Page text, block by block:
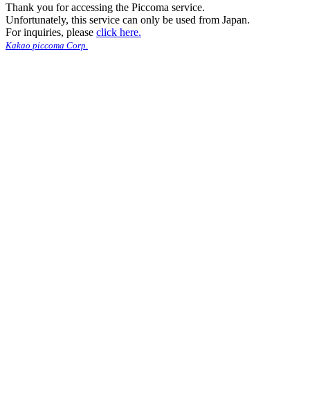
Thank you for accessing the Piccoma service.
Unfortunately, this service can only be used from Japan.
For inquiries, please click here.
Kakao piccoma Corp.